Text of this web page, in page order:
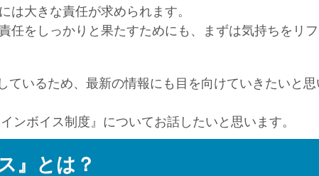
は大きな責任が求められます。
任をしっかりと果たすためにも、まずは気持ちをリ
ているため、最新の情報にも目を向けていきたいと思
ンボイス制度』についてお話したいと思います。
』とは？